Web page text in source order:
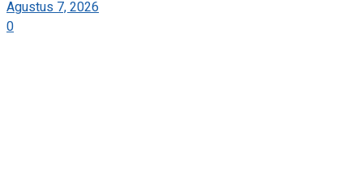
Agustus 7, 2026
0